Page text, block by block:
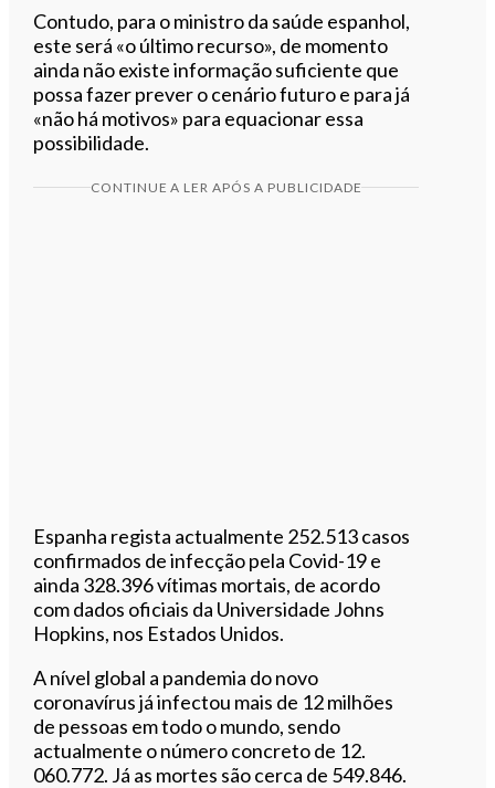
Contudo, para o ministro da saúde espanhol,
este será «o último recurso», de momento
ainda não existe informação suficiente que
possa fazer prever o cenário futuro e para já
«não há motivos» para equacionar essa
possibilidade.
CONTINUE A LER APÓS A PUBLICIDADE
Espanha regista actualmente 252.513 casos
confirmados de infecção pela Covid-19 e
ainda 328.396 vítimas mortais, de acordo
com dados oficiais da Universidade Johns
Hopkins, nos Estados Unidos.
A nível global a pandemia do novo
coronavírus já infectou mais de 12 milhões
de pessoas em todo o mundo, sendo
actualmente o número concreto de 12.
060.772. Já as mortes são cerca de 549.846.